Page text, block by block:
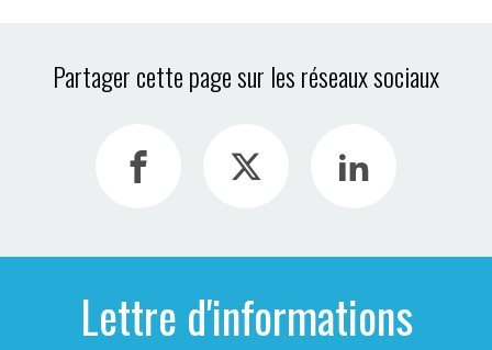
Partager cette page sur les réseaux sociaux
Lettre d'informations